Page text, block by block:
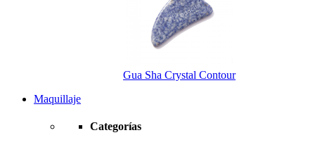
Gua Sha Crystal Contour
Maquillaje
Categorías